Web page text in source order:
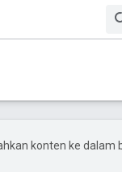
konten ke dalam